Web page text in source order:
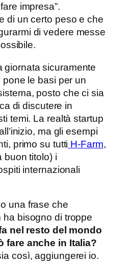
impresa”.
di un certo peso e che
di vedere messe
giornata sicuramente
le basi per un
posto che ci sia
di discutere in
temi. La realtà startup
ma gli esempi
primo su tutti H-Farm,
buon titolo) i
internazionali
una frase che
bisogno di troppe
nel resto del mondo
fare anche in Italia?
così, aggiungerei io.